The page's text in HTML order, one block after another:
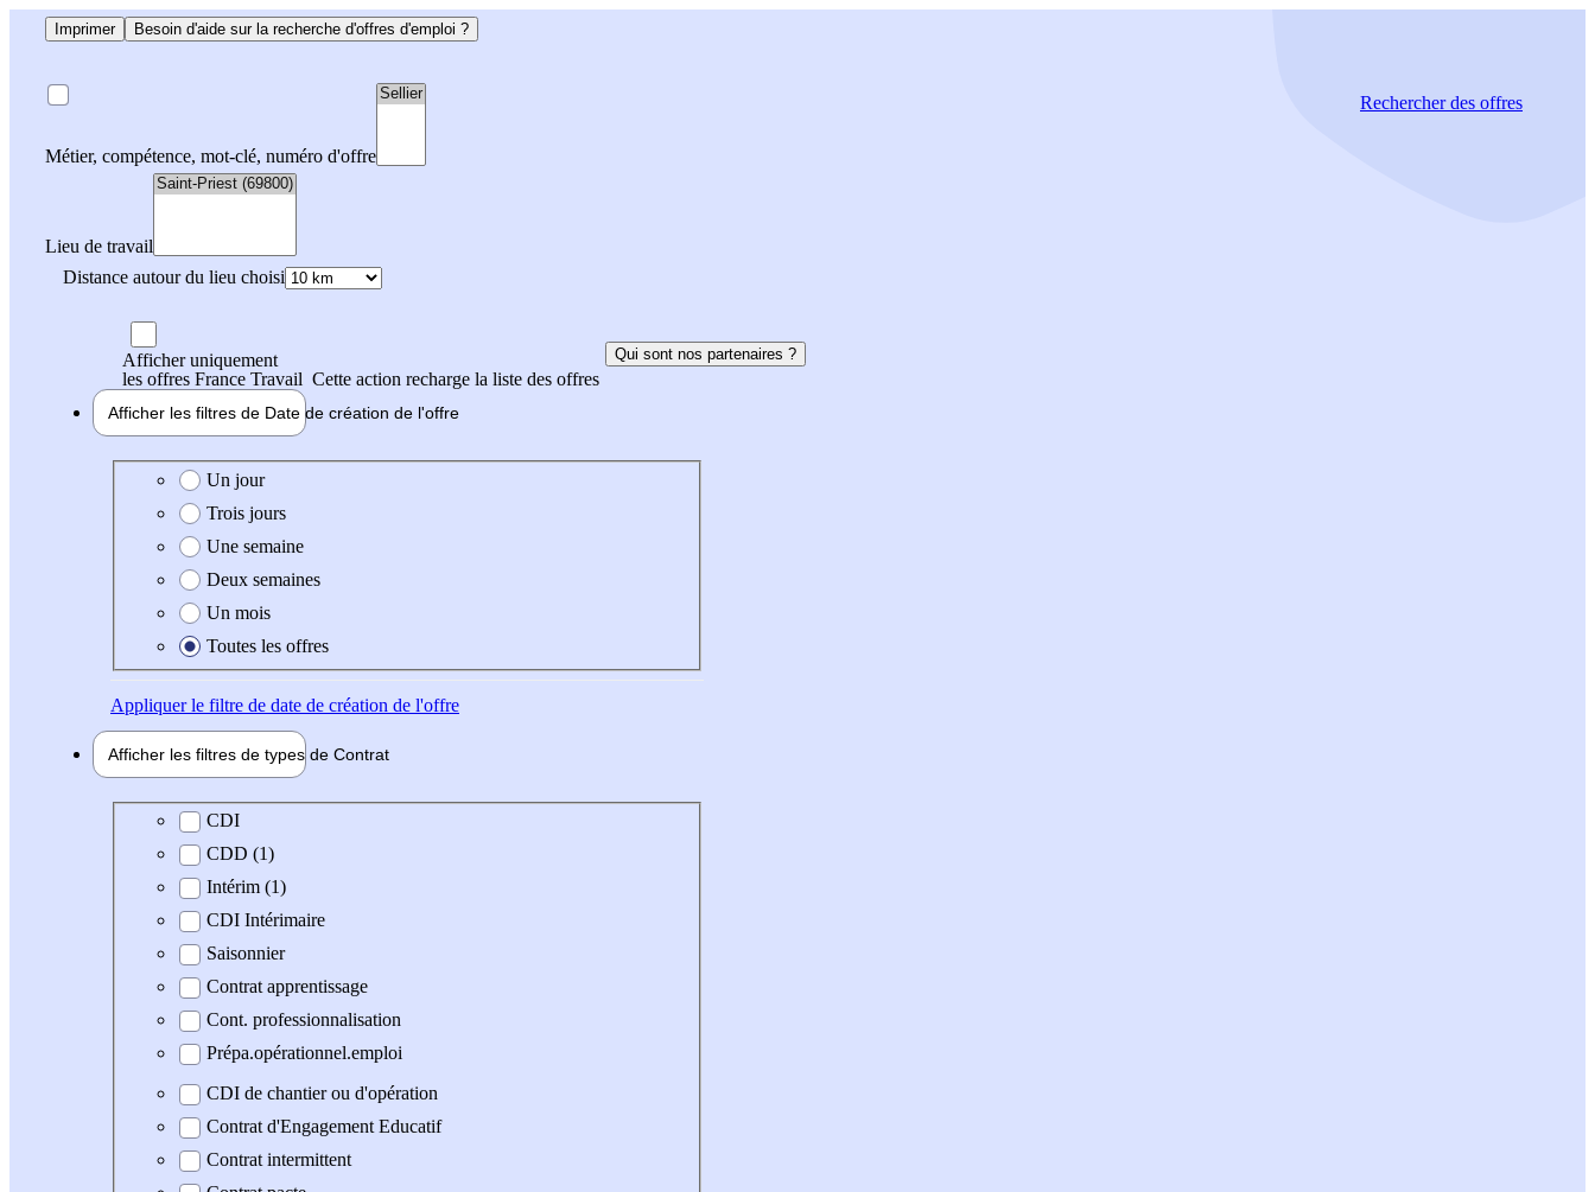
Imprimer Besoin d'aide sur la recherche d'offres d'emploi ?
Métier, compétence, mot-clé, numéro d'offre
Lieu de travail
Distance autour du lieu choisi
Rechercherdes offres
Afficher uniquement
les offres France Travail Cette action recharge la liste des offres
Qui sont nos partenaires ?
Afficher les filtres de Date de création de l'offre
Date de création de l'offre
Un jour
Trois jours
Une semaine
Deux semaines
Un mois
Toutes les offres
Appliquerle filtre de date de création de l'offre
Afficher les filtres de types de Contrat
Type de contrat
CDI
CDD (1)
Intérim (1)
CDI Intérimaire
Saisonnier
Contrat apprentissage
Cont. professionnalisation
Prépa.opérationnel.emploi
CDI de chantier ou d'opération
Contrat d'Engagement Educatif
Contrat intermittent